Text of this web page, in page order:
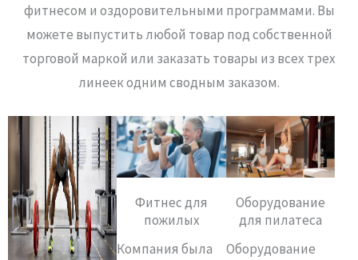
фитнесом и оздоровительными программами. Вы
можете выпустить любой товар под собственной
торговой маркой или заказать товары из всех трех
линеек одним сводным заказом.
Фитнес для
пожилых
Компания была
Оборудование
для пилатеса
Оборудование